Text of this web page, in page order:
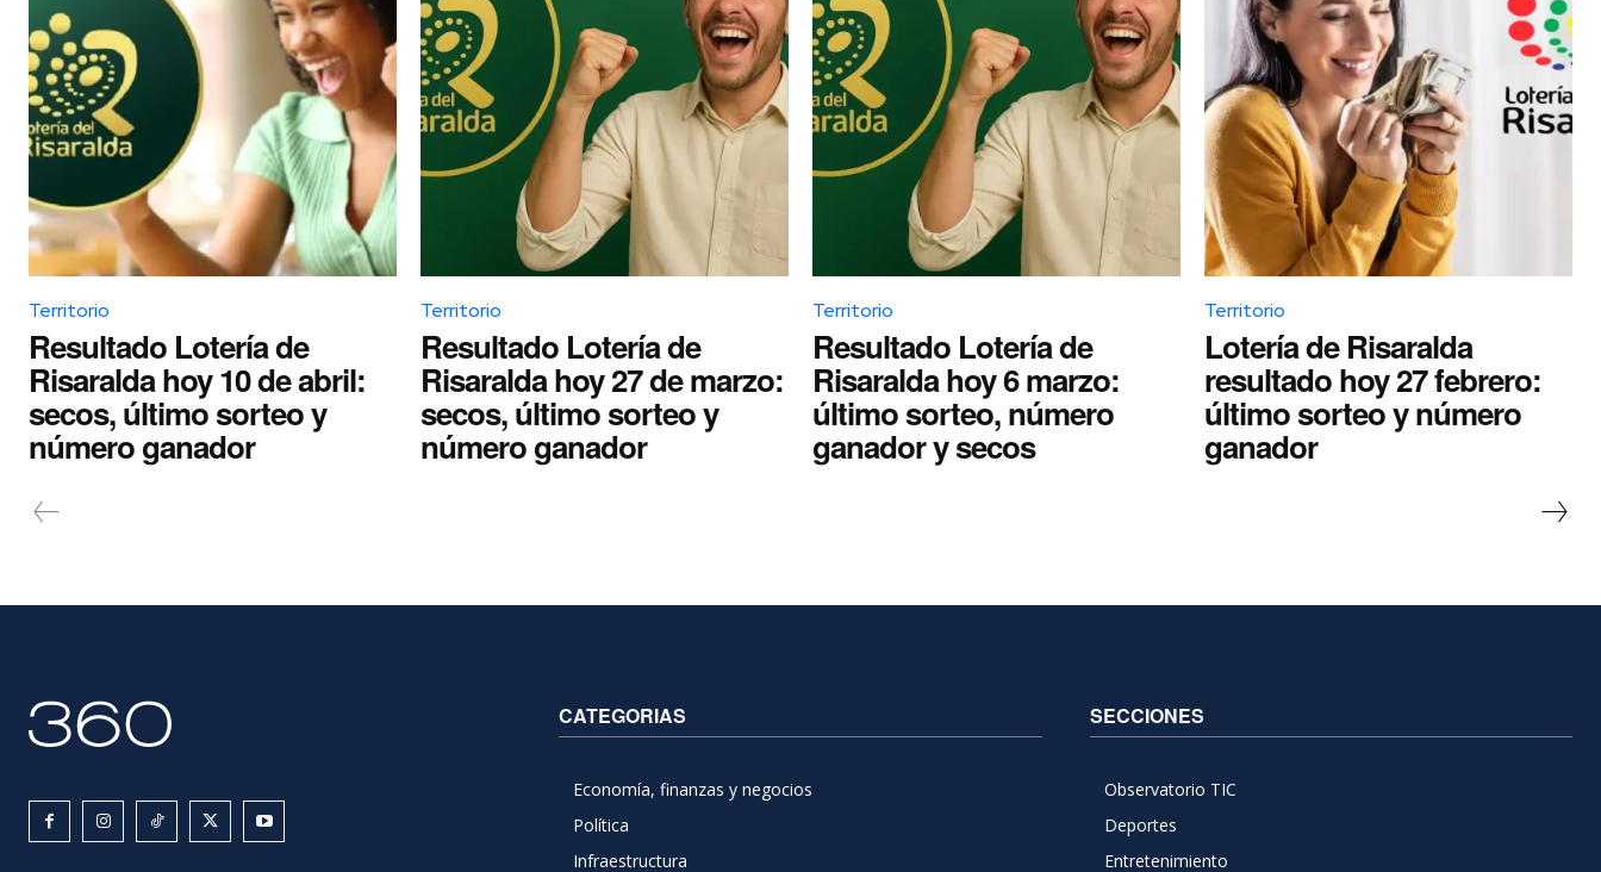
Territorio
Resultado Lotería de
Risaralda hoy 10 de abril:
secos, último sorteo y
número ganador
Territorio
Resultado Lotería de
Risaralda hoy 27 de marzo:
secos, último sorteo y
número ganador
Territorio
Resultado Lotería de
Risaralda hoy 6 marzo:
último sorteo, número
ganador y secos
Territorio
Lotería de Risaralda
resultado hoy 27 febrero:
último sorteo y número
ganador
CATEGORIAS
Economía, finanzas y negocios
Política
Infraestructura
SECCIONES
Observatorio TIC
Deportes
Entretenimiento